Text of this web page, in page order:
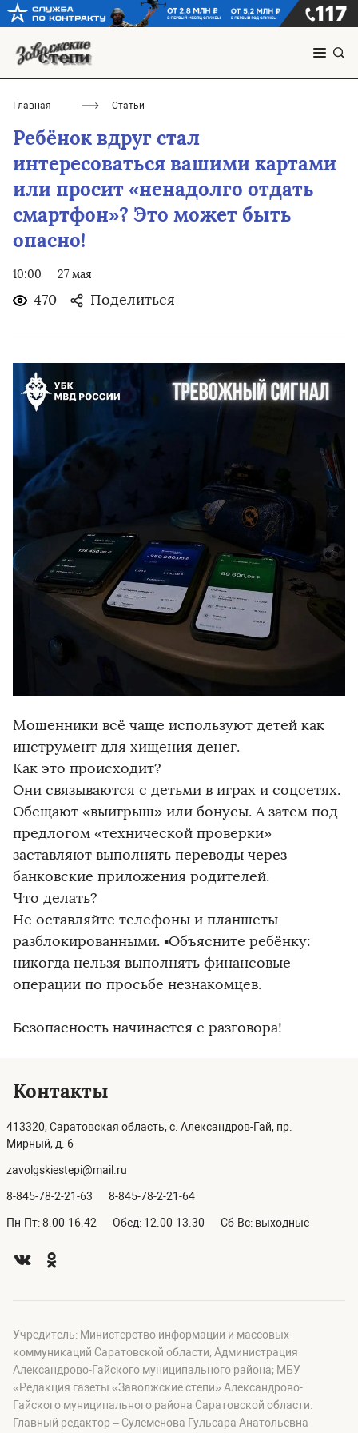
Главная Статьи
Ребёнок вдруг стал
интересоваться вашими картами
или просит «ненадолго отдать
смартфон»? Это может быть
опасно!
10:00 27 мая
470 Поделиться
Мошенники всё чаще используют детей как
инструмент для хищения денег.
Как это происходит?
Они связываются с детьми в играх и соцсетях.
Обещают «выигрыш» или бонусы. А затем под
предлогом «технической проверки»
заставляют выполнять переводы через
банковские приложения родителей.
Что делать?
Не оставляйте телефоны и планшеты
разблокированными. ▪Объясните ребёнку:
никогда нельзя выполнять финансовые
операции по просьбе незнакомцев.
Безопасность начинается с разговора!
Контакты
413320, Саратовская область, с. Александров-Гай, пр.
Мирный, д. 6
zavolgskiestepi@mail.ru
8-845-78-2-21-63 8-845-78-2-21-64
Пн-Пт: 8.00-16.42 Обед: 12.00-13.30 Сб-Вс: выходные
Учредитель: Министерство информации и массовых
коммуникаций Саратовской области; Администрация
Александрово-Гайского муниципального района; МБУ
«Редакция газеты «Заволжские степи» Александрово-
Гайского муниципального района Саратовской области.
Главный редактор – Сулеменова Гульсара Анатольевна